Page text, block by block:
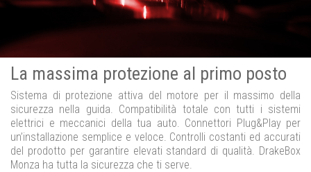
La massima protezione al primo posto
Sistema di protezione attiva del motore per il massimo della
sicurezza nella guida. Compatibilità totale con tutti i sistemi
elettrici e meccanici della tua auto. Connettori Plug&Play per
un’installazione semplice e veloce. Controlli costanti ed accurati
del prodotto per garantire elevati standard di qualità. DrakeBox
Monza ha tutta la sicurezza che ti serve.